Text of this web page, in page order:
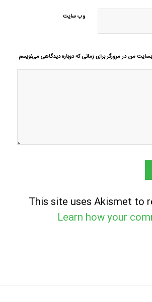
وب‌ سایت
من در مرورگر برای زمانی که دوباره دیدگاهی می‌نویسم.
This site uses Akismet to
Learn how your